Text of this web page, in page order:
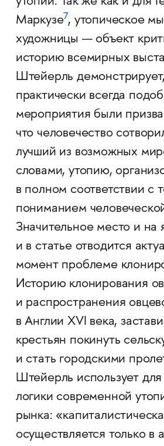
Маркузе7, утопическое
художницы — объект
историю всемирных
Штейерль
практически всегда
мероприятия были
что человечество
лучший из возможных
словами, утопию,
в полном соответствии с
пониманием
Значительное место и на
и в статье отводится
момент проблеме
Историю клонирования
и распространения
в Англии XVI века,
крестьян покинуть
и стать городскими
Штейерль использует
логики современной
рынка:
осуществляется только в